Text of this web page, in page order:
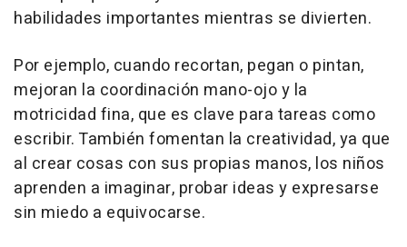
habilidades importantes mientras se divierten.
Por ejemplo, cuando recortan, pegan o pintan,
mejoran la coordinación mano-ojo y la
motricidad fina, que es clave para tareas como
escribir. También fomentan la creatividad, ya que
al crear cosas con sus propias manos, los niños
aprenden a imaginar, probar ideas y expresarse
sin miedo a equivocarse.